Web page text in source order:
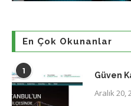
En Çok Okunanlar
1 Güven
Aralık 20,